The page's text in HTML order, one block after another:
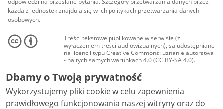
każdą z jednostek znajdują się w ich politykach przetwarzania danych
osobowych.
Treści tekstowe publikowane w serwisie (z
wyłączeniem treści audiowizualnych), są udostępniane
na licencji typu Creative Commons: uznanie autorstwa
- na tych samych warunkach 4.0 (CC BY-SA 4.0).
Materiały audiowizualne, w tym zdjęcia, materiały
audio i wideo, są udostępniane na licencji typu
Creative Commons: uznanie autorstwa użycie
niekomercyjne - bez utworów zależnych 4.0 (CC BY-
NC-ND 4.0), o ile nie jest to stwierdzone inaczej.
Dbamy o Twoją prywatność
Wykorzystujemy pliki cookie w celu zapewnienia
prawidłowego funkcjonowania naszej witryny oraz do